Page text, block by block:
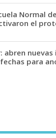
Normal
el
abren
para